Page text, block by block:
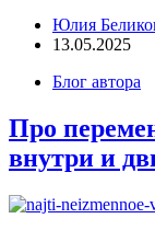
Юлия
13.05.2025
Блог автора
Про
внутри и